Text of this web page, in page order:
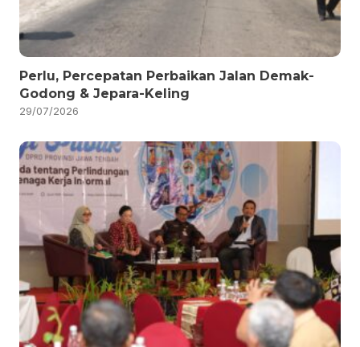
Perlu, Percepatan Perbaikan Jalan Demak-
Godong & Jepara-Keling
29/07/2026